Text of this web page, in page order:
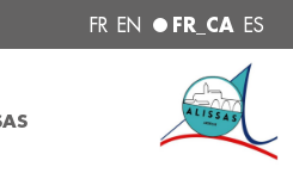
FR EN FR_CA ES